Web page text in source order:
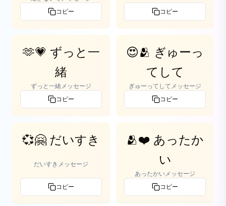
コピー
コピー
🫶💗 ずっと一
緒
ずっと一緒メッセージ
コピー
😍🫂 ぎゅーっ
てして
ぎゅーってしてメッセージ
コピー
💞🤗 だいすき
だいすきメッセージ
コピー
🫂❤️ あったか
い
あったかいメッセージ
コピー